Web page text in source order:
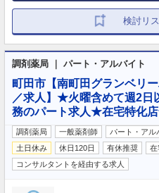
検討リ
調剤薬局 ｜ パート・アルバイト
町田市【南町田グランベリ
／求人】★火曜含めて週2日
務のパート求人★在宅特化
調剤薬局 一般薬剤師 パート・アル
土日休み
休日120日 有休推奨 在
コンサルタントを経由する求人